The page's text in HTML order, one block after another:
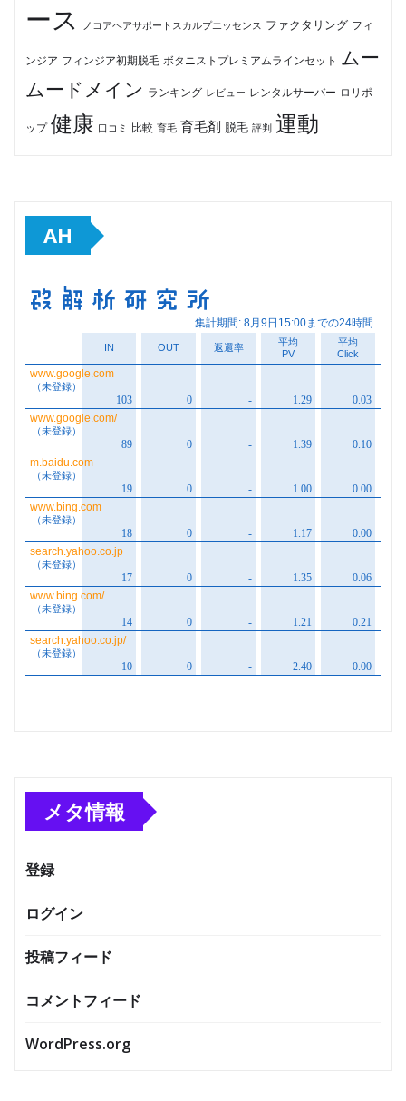
ース
ノコアヘアサポートスカルプエッセンス ファクタリング フィ
ンジア フィンジア初期脱毛 ボタニストプレミアムラインセット ムー
ムードメイン ランキング レビュー レンタルサーバー ロリポ
ップ 健康 口コミ 比較 育毛 育毛剤 脱毛 評判 運動
AH
メタ情報
登録
ログイン
投稿フィード
コメントフィード
WordPress.org